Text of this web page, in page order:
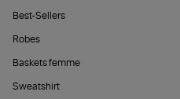
Best-Sellers
Robes
Baskets femme
Sweatshirt